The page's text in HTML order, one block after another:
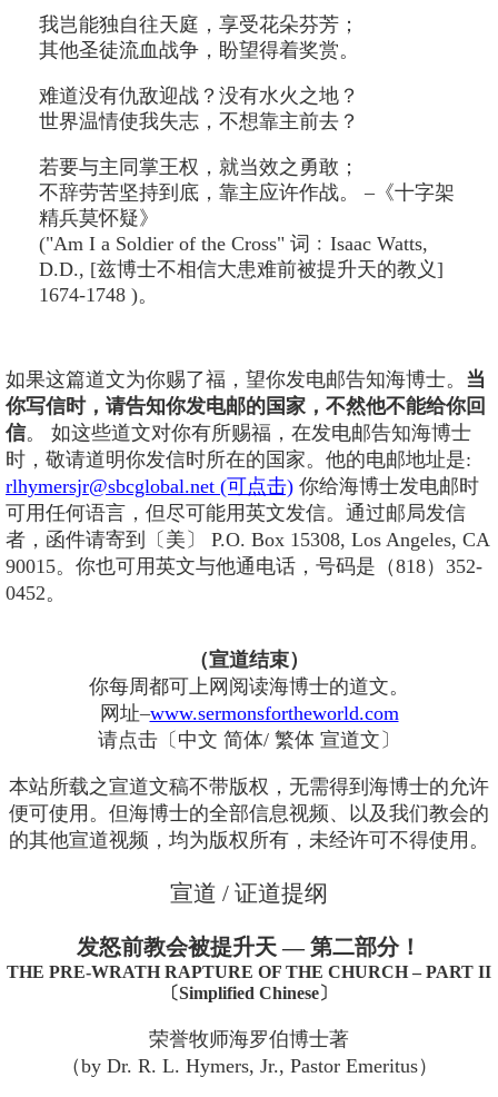
我岂能独自往天庭，享受花朵芬芳；
其他圣徒流血战争，盼望得着奖赏。
难道没有仇敌迎战？没有水火之地？
世界温情使我失志，不想靠主前去？
若要与主同掌王权，就当效之勇敢；
不辞劳苦坚持到底，靠主应许作战。 –《十字架
精兵莫怀疑》
("Am I a Soldier of the Cross" 词﹕Isaac Watts,
D.D., [兹博士不相信大患难前被提升天的教义]
1674-1748 )。
如果这篇道文为你赐了福，望你发电邮告知海博士。 当
你写信时，请告知你发电邮的国家，不然他不能给你回
信。 如这些道文对你有所赐福，在发电邮告知海博士
时，敬请道明你发信时所在的国家。他的电邮地址是:
rlhymersjr@sbcglobal.net (可点击) 你给海博士发电邮时
可用任何语言，但尽可能用英文发信。通过邮局发信
者，函件请寄到〔美〕 P.O. Box 15308, Los Angeles, CA
90015。你也可用英文与他通电话，号码是（818）352-
0452。
（宣道结束）
你每周都可上网阅读海博士的道文。
网址–www.sermonsfortheworld.com
请点击〔中文 简体/ 繁体 宣道文〕
本站所载之宣道文稿不带版权，无需得到海博士的允许
便可使用。但海博士的全部信息视频、以及我们教会的
的其他宣道视频，均为版权所有，未经许可不得使用。
宣道 / 证道提纲
发怒前教会被提升天 — 第二部分！
THE PRE-WRATH RAPTURE OF THE CHURCH – PART II
〔Simplified Chinese〕
荣誉牧师海罗伯博士著
（by Dr. R. L. Hymers, Jr., Pastor Emeritus）